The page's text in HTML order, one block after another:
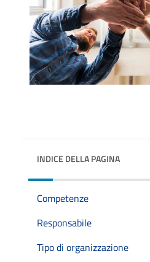
INDICE DELLA PAGINA
Competenze
Responsabile
Tipo di organizzazione